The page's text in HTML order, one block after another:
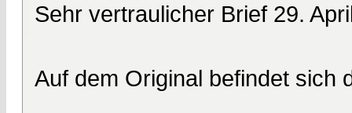
Sehr vertraulicher Brief 29.
Auf dem Original befindet sich